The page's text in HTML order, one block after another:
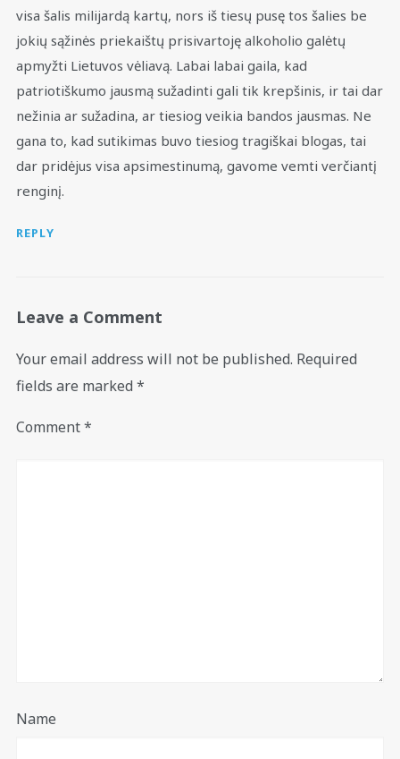
visa šalis milijardą kartų, nors iš tiesų pusę tos šalies be
jokių sąžinės priekaištų prisivartoję alkoholio galėtų
apmyžti Lietuvos vėliavą. Labai labai gaila, kad
patriotiškumo jausmą sužadinti gali tik krepšinis, ir tai dar
nežinia ar sužadina, ar tiesiog veikia bandos jausmas. Ne
gana to, kad sutikimas buvo tiesiog tragiškai blogas, tai
dar pridėjus visa apsimestinumą, gavome vemti verčiantį
renginį.
REPLY
Leave a Comment
Your email address will not be published. Required
fields are marked *
Comment*
Name